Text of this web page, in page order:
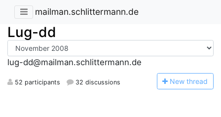
mailman.schlittermann.de
Lug-dd
lug-dd@mailman.schlittermann.de
52 participants 32 discussions New thread